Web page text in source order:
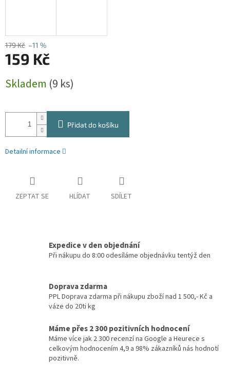
179 Kč –11 %
159 Kč
cena:
Skladem (9 ks)
Přidat do košíku
Detailní informace
ZEPTAT SE HLÍDAT SDÍLET
Expedice v den objednání
Při nákupu do 8:00 odesíláme objednávku tentýž den
Doprava zdarma
PPL Doprava zdarma při nákupu zboží nad 1 500,- Kč a
váze do 20ti kg
Máme přes 2 300 pozitivních hodnocení
Máme více jak 2 300 recenzí na Google a Heurece s
celkovým hodnocením 4,9 a 98% zákazníků nás hodnotí
pozitivně.